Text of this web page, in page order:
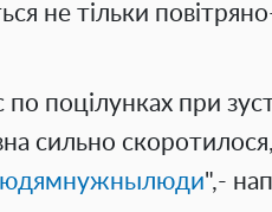
не тільки
по поцілунках при
сильно
",-